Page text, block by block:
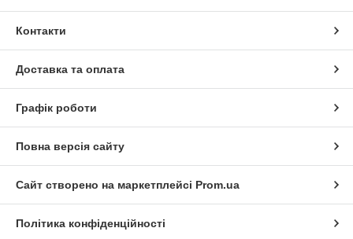
Контакти
Доставка та оплата
Графік роботи
Повна версія сайту
Сайт створено на маркетплейсі Prom.ua
Політика конфіденційності